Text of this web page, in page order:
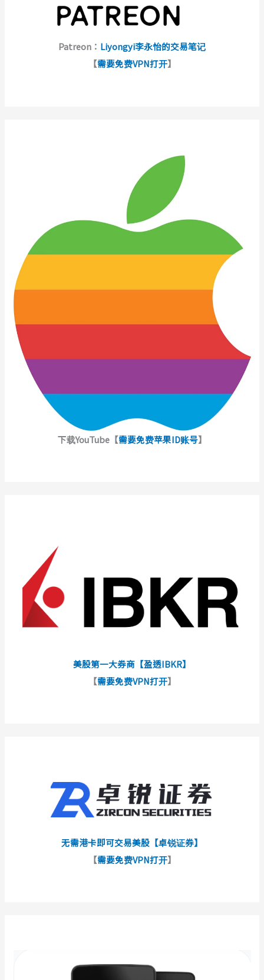
Patreon： Liyongyi李永怡的交易笔记
【需要免费VPN打开】
下载YouTube【需要免费苹果ID账号】
美股第一大券商【盈透IBKR】
【需要免费VPN打开】
无需港卡即可交易美股【卓锐证券】
【需要免费VPN打开】